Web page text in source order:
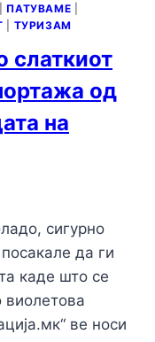
ПАТУВАМЕ
ТУРИЗАМ
слаткиот
од
на
сигурно
да ги
каде што се
виолетова
ве носи